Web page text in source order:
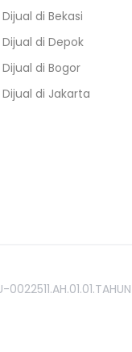
di Bekasi
di Depok
di Bogor
di Jakarta